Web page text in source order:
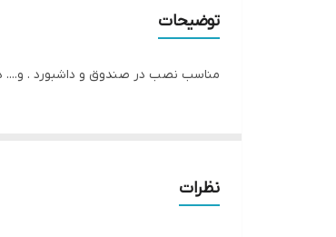
توضیحات
مناسب نصب در صندوق و داشبورد . و....
نظرات